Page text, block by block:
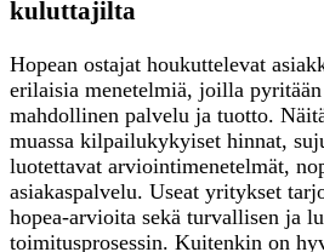
kuluttajilta
Hopean ostajat houkuttelevat
erilaisia menetelmiä, joilla pyritään
mahdollinen palvelu ja tuotto.
muassa kilpailukykyiset hinnat,
luotettavat arviointimenetelmät,
asiakaspalvelu. Useat yritykset
hopea-arvioita sekä turvallisen ja
toimitusprosessin. Kuitenkin on